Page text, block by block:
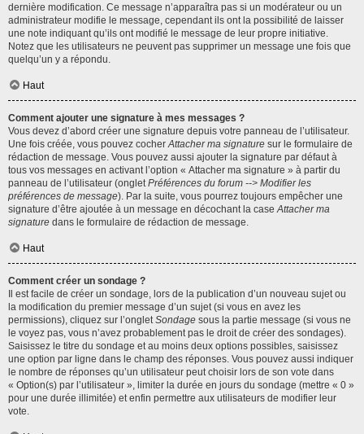
dernière modification. Ce message n’apparaîtra pas si un modérateur ou un
administrateur modifie le message, cependant ils ont la possibilité de laisser
une note indiquant qu’ils ont modifié le message de leur propre initiative.
Notez que les utilisateurs ne peuvent pas supprimer un message une fois que
quelqu’un y a répondu.
Haut
Comment ajouter une signature à mes messages ?
Vous devez d’abord créer une signature depuis votre panneau de l’utilisateur.
Une fois créée, vous pouvez cocherAttacher ma signature sur le formulaire de
rédaction de message. Vous pouvez aussi ajouter la signature par défaut à
tous vos messages en activant l’option « Attacher ma signature » à partir du
panneau de l’utilisateur (ongletPréférences du forum --> Modifier les
préférences de message). Par la suite, vous pourrez toujours empêcher une
signature d’être ajoutée à un message en décochant la caseAttacher ma
signature dans le formulaire de rédaction de message.
Haut
Comment créer un sondage ?
Il est facile de créer un sondage, lors de la publication d’un nouveau sujet ou
la modification du premier message d’un sujet (si vous en avez les
permissions), cliquez sur l’ongletSondage sous la partie message (si vous ne
le voyez pas, vous n’avez probablement pas le droit de créer des sondages).
Saisissez le titre du sondage et au moins deux options possibles, saisissez
une option par ligne dans le champ des réponses. Vous pouvez aussi indiquer
le nombre de réponses qu’un utilisateur peut choisir lors de son vote dans
« Option(s) par l’utilisateur », limiter la durée en jours du sondage (mettre « 0 »
pour une durée illimitée) et enfin permettre aux utilisateurs de modifier leur
vote.